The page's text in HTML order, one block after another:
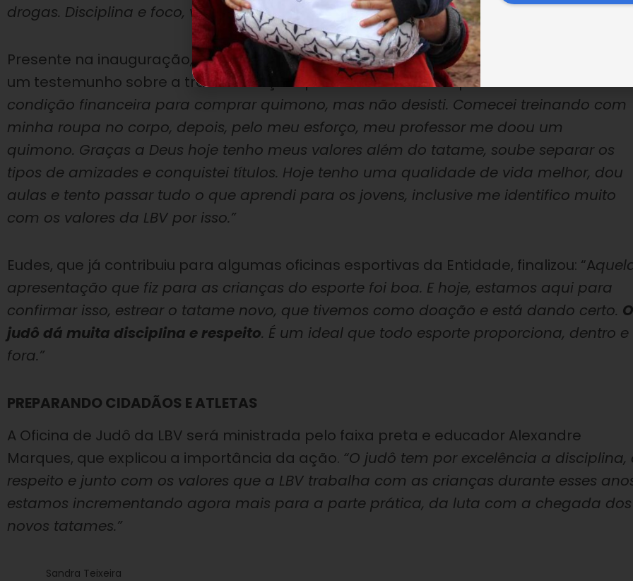
drogas. Disciplina e foco, vocês podem chegar muito longe”.
Presente na inauguração, Eudes Santos da Silva, faixa-preta de Jiu-jítsu, também deu
um testemunho sobre a transformação que as artes marciais podem fazer.“Não tinha
condição financeira para comprar quimono, mas não desisti. Comecei treinando com
minha roupa no corpo, depois, pelo meu esforço, meu professor me doou um
quimono. Graças a Deus hoje tenho meus valores além do tatame, soube separar os
tipos de amizades e conquistei títulos. Hoje tenho uma qualidade de vida melhor, dou
aulas e tento passar tudo o que aprendi para os jovens, inclusive me identifico muito
com os valores da LBV por isso.”
Eudes, que já contribuiu para algumas oficinas esportivas da Entidade, finalizou: “A
apresentação que fiz para as crianças do esporte foi boa. E hoje, estamos aqui para
confirmar isso, estrear o tatame novo, que tivemos como doação e está dando certo. O
judô dá muita disciplina e respeito. É um ideal que todo esporte proporciona, dentro e
fora.”
PREPARANDO CIDADÃOS E ATLETAS
A Oficina de Judô da LBV será ministrada pelo faixa preta e educador Alexandre
Marques, que explicou a importância da ação. “O judô tem por excelência a disciplina,
respeito e junto com os valores que a LBV trabalha com as crianças durante esses
estamos incrementando agora mais para a parte prática, da luta com a chegada dos
novos tatames.”
Sandra Teixeira